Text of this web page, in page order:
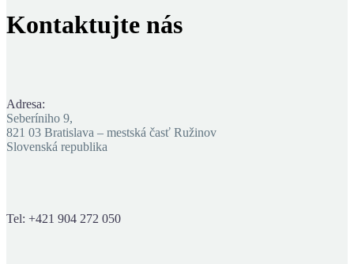
Kontaktujte nás
Adresa:
Seberíniho 9,
821 03 Bratislava – mestská časť Ružinov
Slovenská republika
Tel: +421 904 272 050